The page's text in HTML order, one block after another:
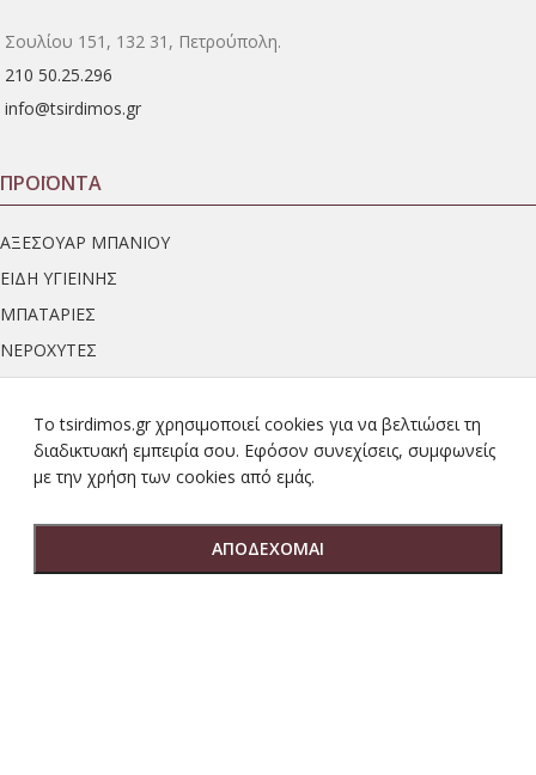
Σουλίου 151, 132 31, Πετρούπολη.
210 50.25.296
info@tsirdimos.gr
ΠΡΟΪΟΝΤΑ
ΑΞΕΣΟΥΑΡ ΜΠΑΝΙΟΥ
ΕΙΔΗ ΥΓΙΕΙΝΗΣ
ΜΠΑΤΑΡΙΕΣ
ΝΕΡΟΧΥΤΕΣ
ΠΛΑΚΑΚΙΑ
ΝΙΠΤΗΡΕΣ
ΑΠΟΡΡΟΦΗΤΗΡΕΣ
ΣΦΡΑΓΙΣΤΙΚΑ & ΣΤΕΓΑΝΩΤΙΚΑ
ΑΝΤΛΙΕΣ ΘΕΡΜΟΤΗΤΑΣ
To tsirdimos.gr χρησιμοποιεί cookies για να βελτιώσει τη
διαδικτυακή εμπειρία σου. Εφόσον συνεχίσεις, συμφωνείς
με την χρήση των cookies από εμάς.
ΑΠΟΔΕΧΟΜΑΙ